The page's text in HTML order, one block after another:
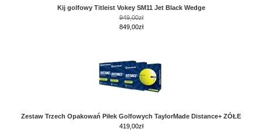
Kij golfowy Titleist Vokey SM11 Jet Black Wedge
949,00zł
849,00zł
Zestaw Trzech Opakowań Piłek Golfowych TaylorMade Distance+ ZÓŁE
419,00zł